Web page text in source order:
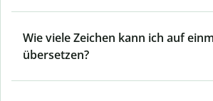
Wie viele Zeichen kann ich auf
übersetzen?